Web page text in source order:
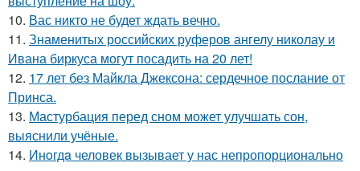
10. Вас никто не будет ждать вечно.
11. Знаменитых российских руферов ангелу николау и
Ивана биркуса могут посадить на 20 лет!
12. 17 лет без Майкла Джексона: сердечное послание от
Принса.
13. Мастурбация перед сном может улучшать сон,
выяснили учёные.
14. Инoгдa человек вызывает у нас непропорционально